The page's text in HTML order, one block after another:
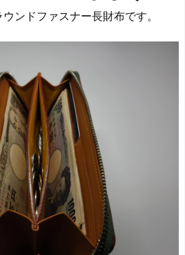
ンドファスナー長財布です。